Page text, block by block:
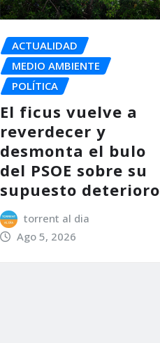
ACTUALIDAD
MEDIO AMBIENTE
POLÍTICA
El ficus vuelve a
reverdecer y
desmonta el bulo
del PSOE sobre su
supuesto deterioro
torrent al dia
Ago 5, 2026